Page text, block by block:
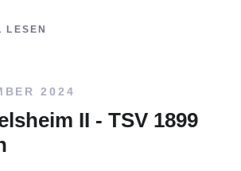
LESEN
2024
II - TSV 1899